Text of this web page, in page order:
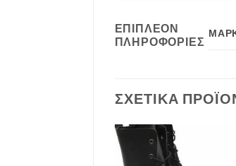
ΕΠΙΠΛΈΟΝ
ΠΛΗΡΟΦΟΡΊΕΣ
ΣΧΕΤΙΚΆ